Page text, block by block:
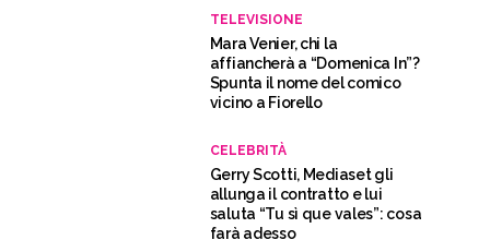
TELEVISIONE
Mara Venier, chi la
affiancherà a “Domenica In”?
Spunta il nome del comico
vicino a Fiorello
CELEBRITÀ
Gerry Scotti, Mediaset gli
allunga il contratto e lui
saluta “Tu sì que vales”: cosa
farà adesso